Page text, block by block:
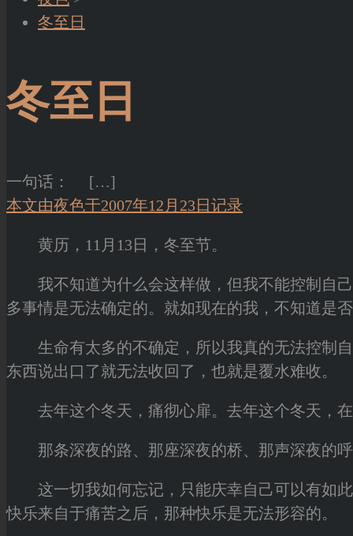
冬至日
冬至日
一句话：
[…]
本文由夜色于2007年12月23日记录
黄历，11月13日，冬至节。
我不知道为什么会这样做，但我不能控制自己
多事情是无法确定的。就如现在的我，不知道是
生命有太多的不确定，所以我真的无法控制自
东西说出口了就无法收回了，也就是覆水难收。
去年这个冬天，痛彻心扉。去年这个冬天，在
那条深夜的路、那座深夜的桥、那声深夜的
这一切我如何忘记，只能庆幸自己可以有如此
快乐来自于痛苦之后，那种快乐是无法形容的。